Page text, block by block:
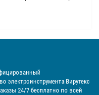
электроинструмента Вирутекс
24/7 бесплатно по всей